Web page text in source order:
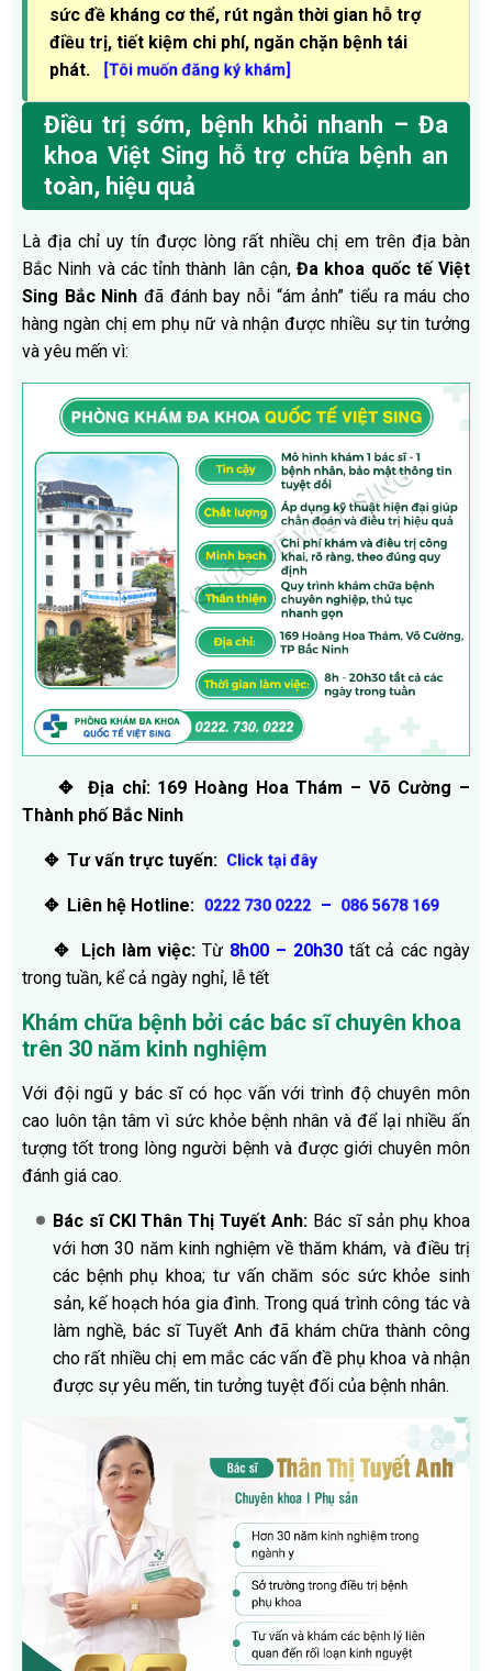
sức đề kháng cơ thể, rút ngắn thời gian hỗ trợ
điều trị, tiết kiệm chi phí, ngăn chặn bệnh tái
phát.
[Tôi muốn đăng ký khám]
Điều trị sớm, bệnh khỏi nhanh – Đa
khoa Việt Sing hỗ trợ chữa bệnh an
toàn, hiệu quả
Là địa chỉ uy tín được lòng rất nhiều chị em trên địa bàn
Bắc Ninh và các tỉnh thành lân cận,Đa khoa quốc tế Việt
Sing Bắc Ninh đã đánh bay nỗi “ám ảnh” tiểu ra máu cho
hàng ngàn chị em phụ nữ và nhận được nhiều sự tin tưởng
và yêu mến vì:
✥ Địa chỉ: 169 Hoàng Hoa Thám – Võ Cường –
Thành phố Bắc Ninh
✥ Tư vấn trực tuyến: Click tại đây
✥ Liên hệ Hotline: 0222 730 0222 – 086 5678 169
✥ Lịch làm việc: Từ 8h00 – 20h30tất cả các ngày
trong tuần, kể cả ngày nghỉ, lễ tết
Khám chữa bệnh bởi các bác sĩ chuyên khoa
trên 30 năm kinh nghiệm
Với đội ngũ y bác sĩ có học vấn với trình độ chuyên môn
cao luôn tận tâm vì sức khỏe bệnh nhân và để lại nhiều ấn
tượng tốt trong lòng người bệnh và được giới chuyên môn
đánh giá cao.
Bác sĩ CKI Thân Thị Tuyết Anh:Bác sĩ sản phụ khoa
với hơn 30 năm kinh nghiệm về thăm khám, và điều trị
các bệnh phụ khoa; tư vấn chăm sóc sức khỏe sinh
sản, kế hoạch hóa gia đình. Trong quá trình công tác và
làm nghề, bác sĩ Tuyết Anh đã khám chữa thành công
cho rất nhiều chị em mắc các vấn đề phụ khoa và nhận
được sự yêu mến, tin tưởng tuyệt đối của bệnh nhân.